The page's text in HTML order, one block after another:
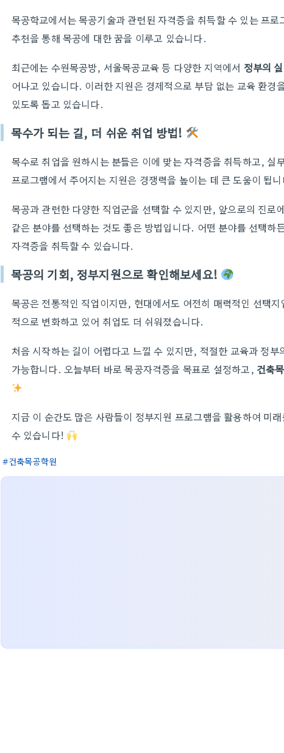
목공학교에서는 목공기술과 관련된 자격증을 취득할 수 있는 프
추천을 통해 목공에 대한 꿈을 이루고 있습니다.
최근에는 수원목공방, 서울목공교육 등 다양한 지역에서 정부의
어나고 있습니다. 이러한 지원은 경제적으로 부담 없는 교육 환경
있도록 돕고 있습니다.
목수가 되는 길, 더 쉬운 취업 방법!
목수로 취업을 원하시는 분들은 이에 맞는 자격증을 취득하고, 실
프로그램에서 주어지는 지원은 경쟁력을 높이는 데 큰 도움이 됩
목공과 관련한 다양한 직업군을 선택할 수 있지만, 앞으로의 진
같은 분야를 선택하는 것도 좋은 방법입니다. 어떤 분야를 선택하
자격증을 취득할 수 있습니다.
목공의 기회, 정부지원으로 확인해보세요!
목공은 전통적인 직업이지만, 현대에서도 여전히 매력적인 선택
적으로 변화하고 있어 취업도 더 쉬워졌습니다.
처음 시작하는 길이 어렵다고 느낄 수 있지만, 적절한 교육과 정
가능합니다. 오늘부터 바로 목공자격증을 목표로 설정하고, 건축
지금 이 순간도 많은 사람들이 정부지원 프로그램을 활용하여 미
수 있습니다!
건축목공학원